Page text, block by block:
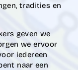
tradities en
geven we
we ervoor
iedereen
naar een